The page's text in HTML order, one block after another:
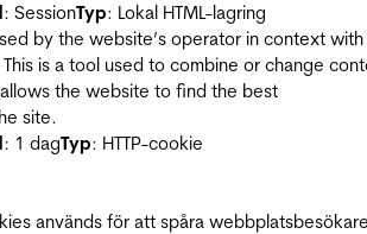
: SessionTyp: Lokal HTML-lagring
by the website’s operator in context with
is a tool used to combine or change
the website to find the best
site.
: 1 dagTyp: HTTP-cookie
används för att spåra